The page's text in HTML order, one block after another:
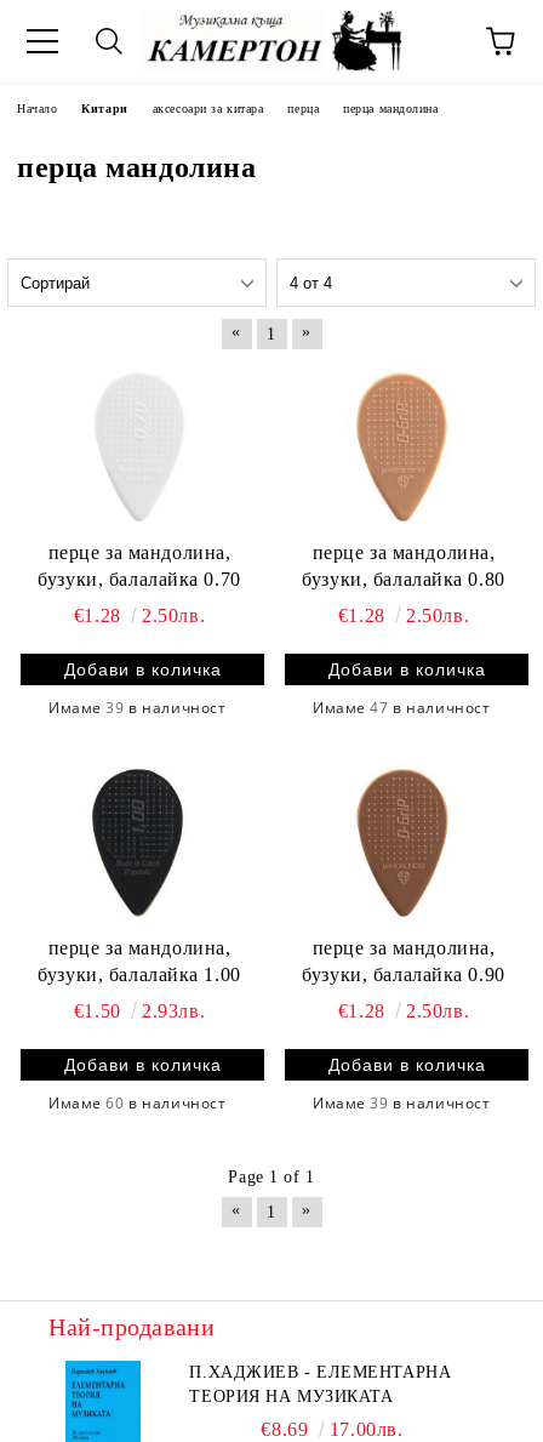
Начало Китари аксесоари за китара перца перца мандолина
перца мандолина
« 1 »
перце за мандолина,
бузуки, балалайка 0.70
€1.28
2.50лв.
Имаме39 в наличност
перце за мандолина,
бузуки, балалайка 0.80
€1.28
2.50лв.
Имаме47 в наличност
перце за мандолина,
бузуки, балалайка 1.00
€1.50
2.93лв.
Имаме60 в наличност
перце за мандолина,
бузуки, балалайка 0.90
€1.28
2.50лв.
Имаме39 в наличност
Page 1 of 1
«
1 »
Най-продавани
П.ХАДЖИЕВ - ЕЛЕМЕНТАРНА
ТЕОРИЯ НА МУЗИКАТА
€8.69 17.00лв.